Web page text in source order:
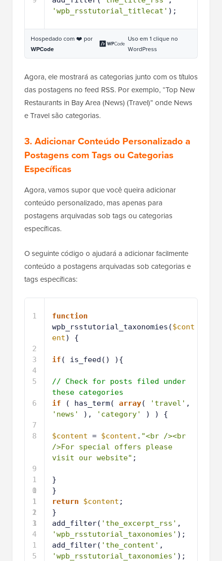
'wpb_rsstutorial_titlecat' );
Hospedado com ❤️ por
WPCode
Uso em 1 clique no
WordPress
Agora, ele mostrará as categorias junto com os títulos
das postagens no feed RSS. Por exemplo, “Top New
Restaurants in Bay Area (News) (Travel)” onde News
e Travel são categorias.
3. Adicionar Conteúdo Personalizado a
Postagens com Tags ou Categorias
Específicas
Agora, vamos supor que você queira adicionar
conteúdo personalizado, mas apenas para
postagens arquivadas sob tags ou categorias
específicas.
O seguinte código o ajudará a adicionar facilmente
conteúdo a postagens arquivadas sob categorias e
tags específicas:
1
2
3
4
5
6
7
8
9
1
0
1
1
1
2
1
3
1
4
1
5
function
wpb_rsstutorial_taxonomies($cont
ent) {
if ( is_feed() ){
// Check for posts filed under
these categories
if
( has_term( array( 'travel'
'news'
), 'category' ) ) {
$content = $content . "<br /><br
/>For special offers please
visit our website" ;
}
}
return
$content ;
}
add_filter( 'the_excerpt_rss'
'wpb_rsstutorial_taxonomies' );
add_filter( 'the_content'
'wpb_rsstutorial_taxonomies' );